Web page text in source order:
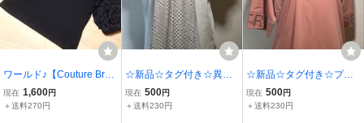
ワールド♪【Couture Broo
ch】黒刺繍カットソー38
★新品♪
現在 1,600円
＋送料270円
☆新品☆タグ付き☆異素
材切替カットソー ☆無地
xドット柄 ☆バックベル
現在 500円
＋送料230円
☆新品☆タグ付き☆プレ
ミアムコットン☆綿10
0％☆ロゴプリント☆ピン
現在 500円
＋送料230円